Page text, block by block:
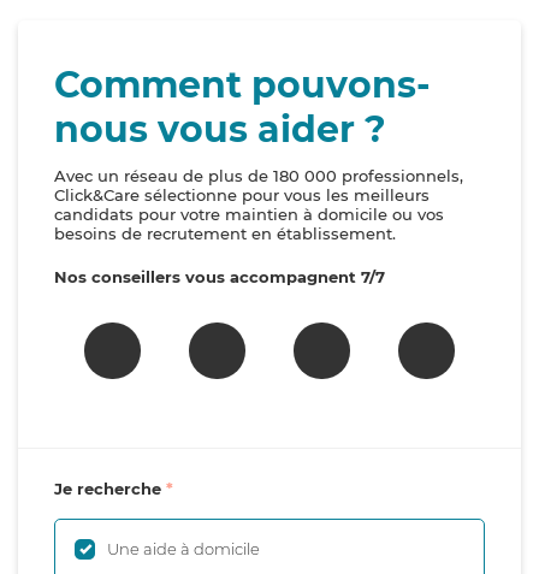
Comment pouvons-
nous vous aider ?
Avec un réseau de plus de 180 000 professionnels,
Click&Care sélectionne pour vous les meilleurs
candidats pour votre maintien à domicile ou vos
besoins de recrutement en établissement.
Nos conseillers vous accompagnent 7/7
Je recherche
Une aide à domicile